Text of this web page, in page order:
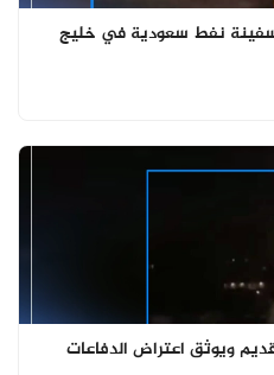
نفط سعودية في خليج
ويوثق اعتراض الدفاعات